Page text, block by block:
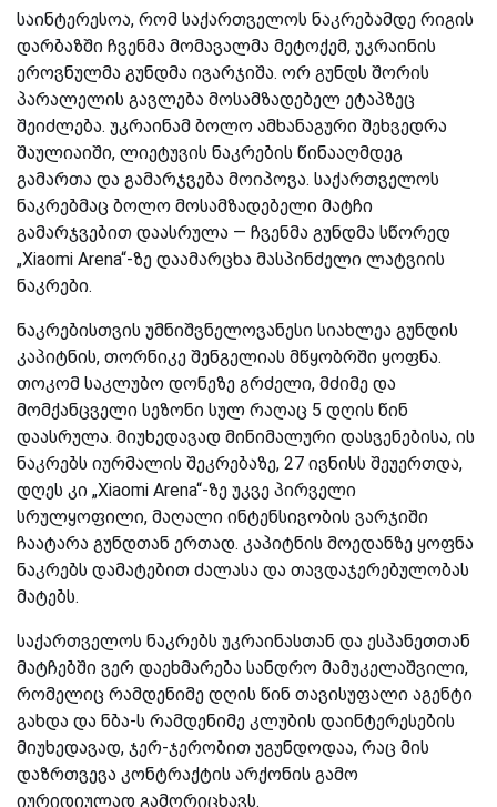
საინტერესოა, რომ საქართველოს ნაკრებამდე რიგის
დარბაზში ჩვენმა მომავალმა მეტოქემ, უკრაინის
ეროვნულმა გუნდმა ივარჯიშა. ორ გუნდს შორის
პარალელის გავლება მოსამზადებელ ეტაპზეც
შეიძლება. უკრაინამ ბოლო ამხანაგური შეხვედრა
შაულიაიში, ლიეტუვის ნაკრების წინააღმდეგ
გამართა და გამარჯვება მოიპოვა. საქართველოს
ნაკრებმაც ბოლო მოსამზადებელი მატჩი
გამარჯვებით დაასრულა — ჩვენმა გუნდმა სწორედ
„Xiaomi Arena“-ზე დაამარცხა მასპინძელი ლატვიის
ნაკრები.
ნაკრებისთვის უმნიშვნელოვანესი სიახლეა გუნდის
კაპიტნის, თორნიკე შენგელიას მწყობრში ყოფნა.
თოკომ საკლუბო დონეზე გრძელი, მძიმე და
მომქანცველი სეზონი სულ რაღაც 5 დღის წინ
დაასრულა. მიუხედავად მინიმალური დასვენებისა, ის
ნაკრებს იურმალის შეკრებაზე, 27 ივნისს შეუერთდა,
დღეს კი „Xiaomi Arena“-ზე უკვე პირველი
სრულყოფილი, მაღალი ინტენსივობის ვარჯიში
ჩაატარა გუნდთან ერთად. კაპიტნის მოედანზე ყოფნა
ნაკრებს დამატებით ძალასა და თავდაჯერებულობას
მატებს.
საქართველოს ნაკრებს უკრაინასთან და ესპანეთთან
მატჩებში ვერ დაეხმარება სანდრო მამუკელაშვილი,
რომელიც რამდენიმე დღის წინ თავისუფალი აგენტი
გახდა და ნბა-ს რამდენიმე კლუბის დაინტერესების
მიუხედავად, ჯერ-ჯერობით უგუნდოდაა, რაც მის
დაზრთვევა კონტრაქტის არქონის გამო
იურიდიულად გამორიცხავს.